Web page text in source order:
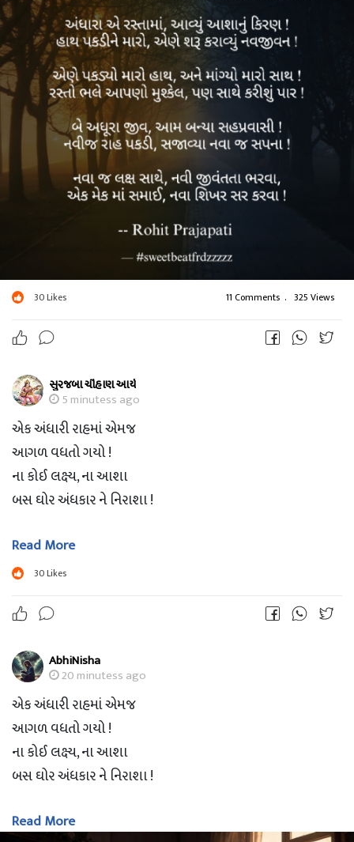
એણે પકડ્યો મારો હાથ,
અને માંગ્યો મારો સાથ !
રસ્તો ભલે આપણો મુશ્કેલ,
પણ સાથે કરીશું પાર !
બે અધૂરા જીવ,
આમ બન્યા સહપ્રવાસી !
સજાવ્યા નવા જ સપના !
નવા જ લક્ષ સાથે,
નવી જીવંતતા ભરવા,
એક મેક માં સમાઈ,
સદા ખુશ રહો.. સદા જીવંત રહો..
જય શ્રી કૃષ્ણ..
30Likes 11 Comments . 325 Views
સુરજબા ચૌહાણ આર્ય
5 minutess ago
એક અંધારી રાહમાં એમજ
આગળ વધતો ગયો !
ના કોઈ લક્ષ્ય, ના આશા
બસ ઘોર અંધકાર ને નિરાશા !
અંધારા એ રસ્તામાં,
આવ્યું આશાનું કિરણ !
એણે શરૂ કરાવ્યું નવજીવન !
એણે પકડ્યો મારો હાથ,
અને માંગ્યો મારો સાથ !
રસ્તો ભલે આપણો મુશ્કેલ,
પણ સાથે કરીશું પાર !
બે અધૂરા જીવ,
નવીજ રાહ પકડી,
Read More
30Likes
AbhiNisha
20 minutess ago
એક અંધારી રાહમાં એમજ
આગળ વધતો ગયો !
ના કોઈ લક્ષ્ય, ના આશા
બસ ઘોર અંધકાર ને નિરાશા !
અંધારા એ રસ્તામાં,
Read More